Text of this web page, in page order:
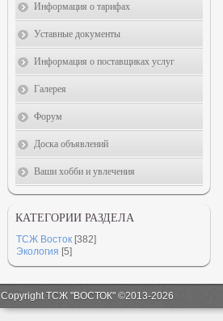
Информация о тарифах
Уставные документы
Информация о поставщиках услуг
Галерея
Форум
Доска объявлений
Ваши хобби и увлечения
КАТЕГОРИИ РАЗДЕЛА
ТСЖ Восток [382]
Экология [5]
Copyright ТСЖ "ВОСТОК" ©2013-2026